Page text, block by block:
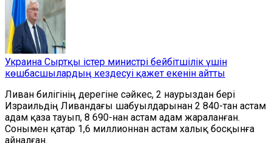
Украина Сыртқы істер министрі бейбітшілік үшін
көшбасшылардың кездесуі қажет екенін айтты
Ливан билігінің дерегіне сәйкес, 2 наурыздан бері
Израильдің Ливандағы шабуылдарынан 2 840-тан астам
адам қаза тауып, 8 690-нан астам адам жараланған.
Сонымен қатар 1,6 миллионнан астам халық босқынға
айналған.